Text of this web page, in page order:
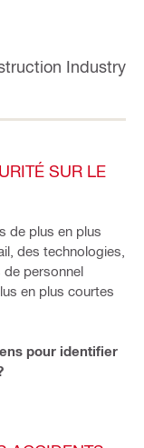
Industry
SUR LE
de plus en plus
des technologies,
de personnel
en plus courtes
pour identifier